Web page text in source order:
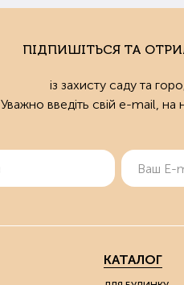
ПІДПИШІТЬСЯ ТА
із захисту саду та
Уважно введіть свій e-mail, на
КАТАЛОГ